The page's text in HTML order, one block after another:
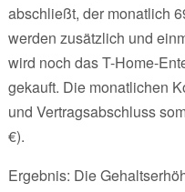
abschließt, der monatlich
werden zusätzlich und
wird noch das T-Home-
gekauft. Die monatlichen
und Vertragsabschluss
€).
Ergebnis: Die